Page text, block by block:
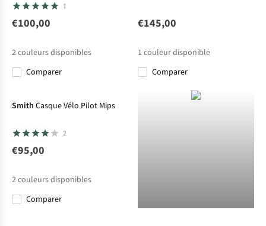
1
€100,00
2couleurs disponibles
Comparer
€145,00
1 couleur disponible
Comparer
Smith Casque Vélo Pilot Mips
2
€95,00
2couleurs disponibles
Comparer